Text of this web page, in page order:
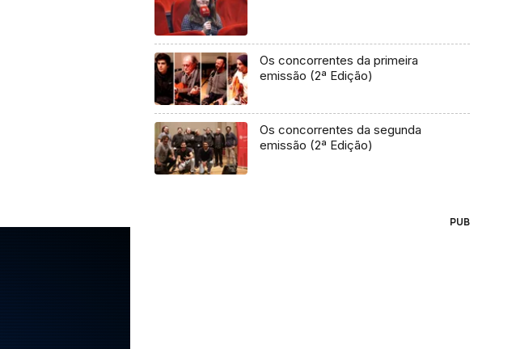
Os concorrentes da primeira
emissão (2ª Edição)
Os concorrentes da segunda
emissão (2ª Edição)
PUB